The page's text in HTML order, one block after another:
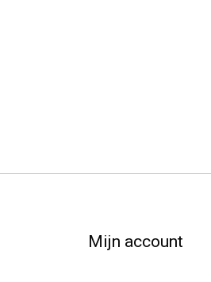
Mijn account